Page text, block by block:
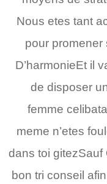
Nous etes tant
pour promener
D’harmonieEt il
de disposer
femme
meme n’etes
dans toi gitezSauf
bon tri conseil